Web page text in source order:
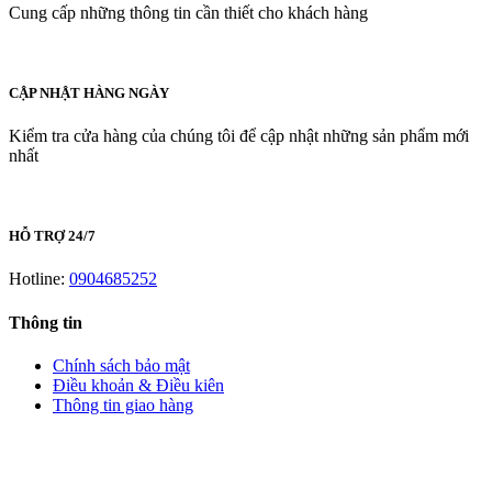
Cung cấp những thông tin cần thiết cho khách hàng
CẬP NHẬT HÀNG NGÀY
Kiểm tra cửa hàng của chúng tôi để cập nhật những sản phẩm mới
nhất
HỖ TRỢ 24/7
Hotline: 0904685252
Thông tin
Chính sách bảo mật
Điều khoản & Điều kiên
Thông tin giao hàng